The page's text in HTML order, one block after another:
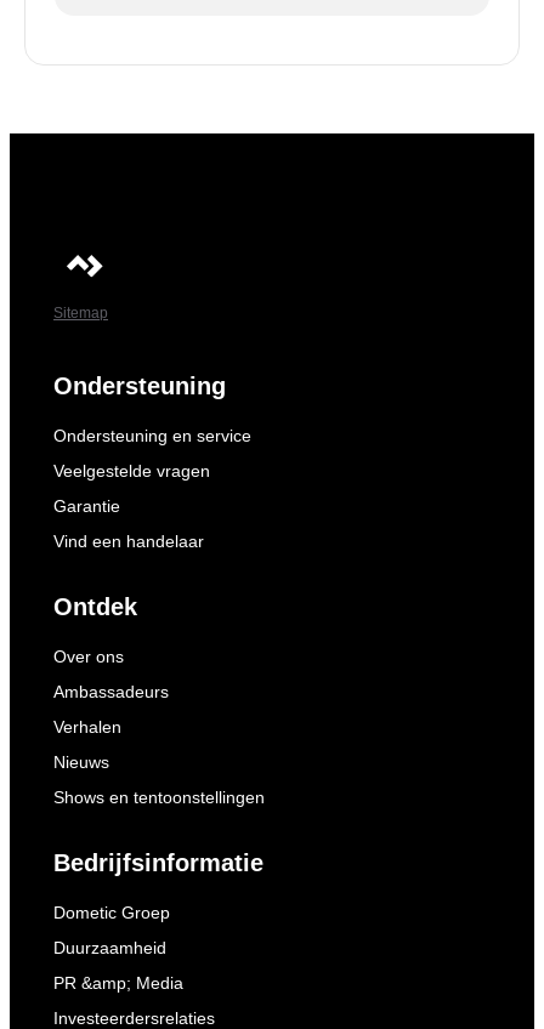
Sitemap
Ondersteuning
Ondersteuning en service
Veelgestelde vragen
Garantie
Vind een handelaar
Ontdek
Over ons
Ambassadeurs
Verhalen
Nieuws
Shows en tentoonstellingen
Bedrijfsinformatie
Dometic Groep
Duurzaamheid
PR &amp; Media
Investeerdersrelaties